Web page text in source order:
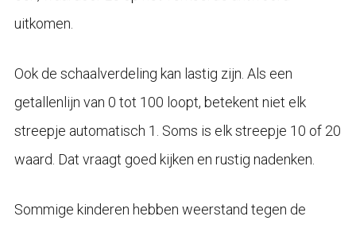
uitkomen.
Ook de schaalverdeling kan lastig zijn. Als een
getallenlijn van 0 tot 100 loopt, betekent niet elk
streepje automatisch 1. Soms is elk streepje 10 of 20
waard. Dat vraagt goed kijken en rustig nadenken.
Sommige kinderen hebben weerstand tegen de